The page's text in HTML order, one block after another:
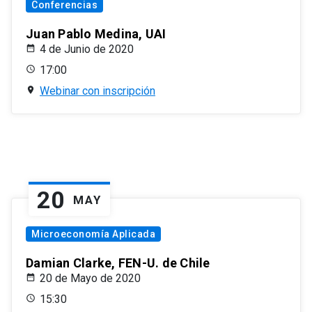
Conferencias
Juan Pablo Medina, UAI
4 de Junio de 2020
17:00
Webinar con inscripción
20 MAY
Microeconomía Aplicada
Damian Clarke, FEN-U. de Chile
20 de Mayo de 2020
15:30